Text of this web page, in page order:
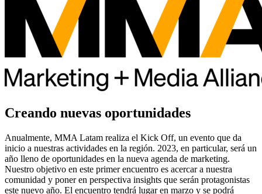
Creando nuevas oportunidades
Anualmente, MMA Latam realiza el Kick Off, un evento que da
inicio a nuestras actividades en la región. 2023, en particular, será un
año lleno de oportunidades en la nueva agenda de marketing.
Nuestro objetivo en este primer encuentro es acercar a nuestra
comunidad y poner en perspectiva insights que serán protagonistas
este nuevo año. El encuentro tendrá lugar en marzo y se podrá